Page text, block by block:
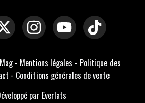
- Mentions légales - Politique des
- Conditions générales de vente
par Everlats